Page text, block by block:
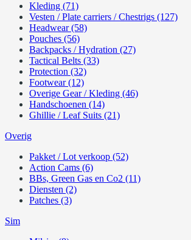
Kleding (71)
Vesten / Plate carriers / Chestrigs (127)
Headwear (58)
Pouches (56)
Backpacks / Hydration (27)
Tactical Belts (33)
Protection (32)
Footwear (12)
Overige Gear / Kleding (46)
Handschoenen (14)
Ghillie / Leaf Suits (21)
Overig
Pakket / Lot verkoop (52)
Action Cams (6)
BBs, Green Gas en Co2 (11)
Diensten (2)
Patches (3)
Sim